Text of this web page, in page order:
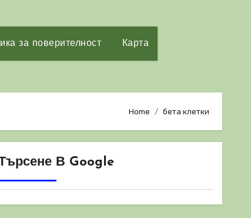
за поверителност Карта
Home бета клетки
В Google